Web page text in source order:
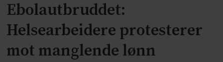
Ebolautbruddet:
Helsearbeidere protesterer
mot manglende lønn